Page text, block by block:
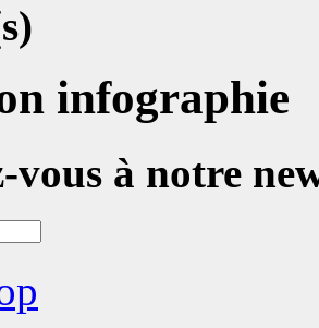
infographie
vous à notre